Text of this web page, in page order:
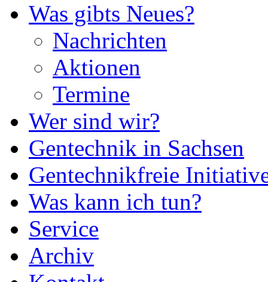
Was gibts Neues?
Nachrichten
Aktionen
Termine
Wer sind wir?
Gentechnik in Sachsen
Gentechnikfreie
Was kann ich tun?
Service
Archiv